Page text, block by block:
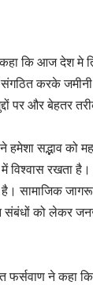
कि आज देश मे
संगठित करके
पर और बेहतर
सद्भाव को
रखता है।
सामाजिक
को लेकर
फर्सवाण ने कहा